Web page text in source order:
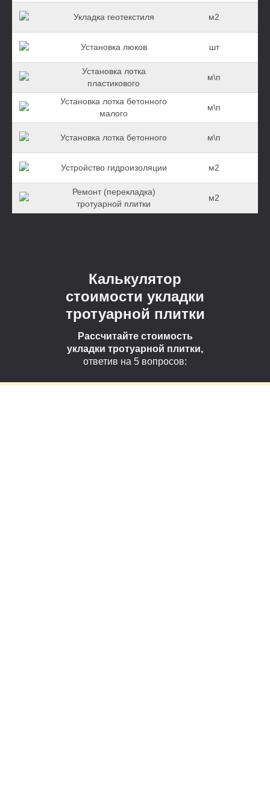
Укладка геотекстиля м2
Установка люков шт
Установка лотка
пластикового
м\п
Установка лотка бетонного
малого
м\п
Установка лотка бетонного м\п
Устройство гидроизоляции м2
Ремонт (перекладка)
тротуарной плитки
м2
Рассчитайте стоимость
укладки тротуарной плитки,
ответив на 5 вопросов:
Калькулятор
стоимости укладки
тротуарной плитки